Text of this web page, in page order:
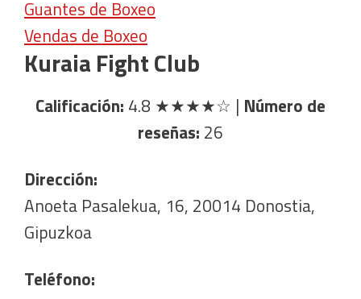
Guantes de Boxeo
Vendas de Boxeo
Kuraia Fight Club
Calificación: 4.8 ★★★★☆ | Número de
reseñas: 26
Dirección:
Anoeta Pasalekua, 16, 20014 Donostia,
Gipuzkoa
Teléfono: